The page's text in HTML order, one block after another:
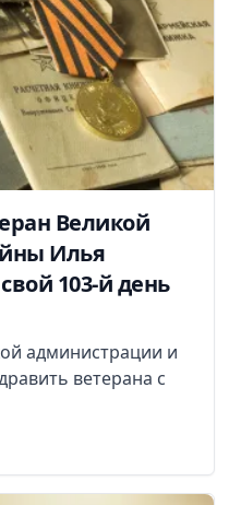
Великой
Илья
103-й день
администрации и
ветерана с